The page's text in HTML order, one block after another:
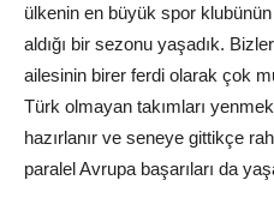
ülkenin en büyük spor
aldığı bir sezonu yaşadık.
ailesinin birer ferdi olarak çok
Türk olmayan takımları
hazırlanır ve seneye gittikçe
paralel Avrupa başarıları da